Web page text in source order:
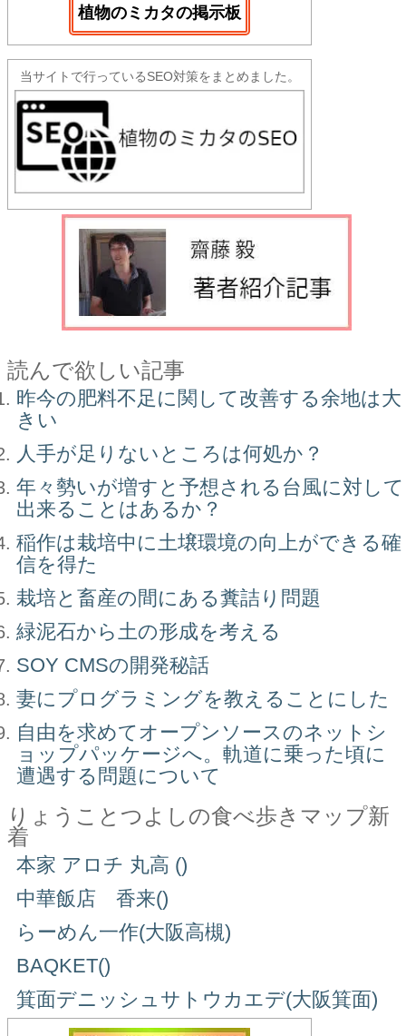
植物のミカタの掲示板
当サイトで行っているSEO対策をまとめました。
読んで欲しい記事
昨今の肥料不足に関して改善する余地は大
きい
人手が足りないところは何処か？
年々勢いが増すと予想される台風に対して
出来ることはあるか？
稲作は栽培中に土壌環境の向上ができる確
信を得た
栽培と畜産の間にある糞詰り問題
緑泥石から土の形成を考える
SOY CMSの開発秘話
妻にプログラミングを教えることにした
自由を求めてオープンソースのネットシ
ョップパッケージへ。軌道に乗った頃に
遭遇する問題について
りょうことつよしの食べ歩きマップ新
着
本家 アロチ 丸高 ()
中華飯店 香来()
らーめん一作(大阪高槻)
BAQKET()
箕面デニッシュサトウカエデ(大阪箕面)